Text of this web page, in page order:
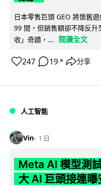
日本零售巨頭 GEO 將懷舊
99 間，但銷售額卻不降反
收」奇蹟，...
閱讀全文
247 19 ↗ 分享
人工智能
Vin 1 日
Meta AI 模型測
大 AI 巨頭接連曝